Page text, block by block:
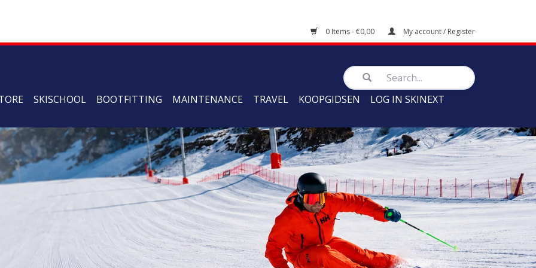
0 Items - €0,00 My account / Register
SKISCHOOL BOOTFITTING MAINTENANCE TRAVEL KOOPGIDSEN LOG IN SKINEXT